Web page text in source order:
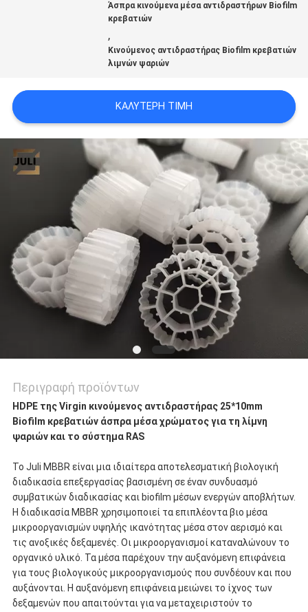
ΑΠΟΡΡΉΤΟΥ
Άσπρα κινούμενα μέσα αντιδραστήρων Biofilm
κρεβατιών
,
Κινούμενος αντιδραστήρας Biofilm κρεβατιών
λιμνών ψαριών
ΚΑΛΎΤΕΡΗ ΤΙΜΉ
Περιγραφή προϊόντων
HDPE της Virgin κινούμενος αντιδραστήρας 25*10mm
Biofilm κρεβατιών άσπρα μέσα χρώματος για τη λίμνη
ψαριών και το σύστημα RAS
Το Juli MBBR είναι μια ιδιαίτερα αποτελεσματική βιολογική
διαδικασία επεξεργασίας βασισμένη σε έναν συνδυασμό
συμβατικών διαδικασίας και biofilm μέσων ενεργών αποβλήτων.
Η διαδικασία MBBR χρησιμοποιεί τα επιπλέοντα βιο μέσα
μικροοργανισμών υψηλής ικανότητας μέσα στον αερισμό και
τις ανοξικές δεξαμενές. Οι μικροοργανισμοί καταναλώνουν το
οργανικό υλικό. Τα μέσα παρέχουν την αυξανόμενη επιφάνεια
για τους βιολογικούς μικροοργανισμούς που συνδέουν και που
αυξάνονται. Η αυξανόμενη επιφάνεια μειώνει το ίχνος των
δεξαμενών που απαιτούνται για να μεταχειριστούν το